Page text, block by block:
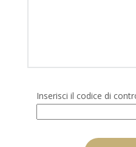
Inserisci il codice di